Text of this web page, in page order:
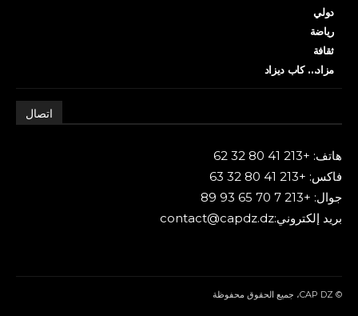
دولي
رياضة
ثقافة
مزاد… كاب ديزاد
اتصال
هاتف: +213 41 80 32 62
فاكس: +213 41 80 32 63
جوال: +213 7 70 65 93 89
بريد إلكتروني:contact@capdz.dz
© CAP DZ، جميع الحقوق محفوظة